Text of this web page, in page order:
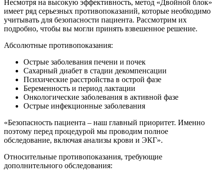
Несмотря на высокую эффективность, метод «Двойной блок»
имеет ряд серьезных противопоказаний, которые необходимо
учитывать для безопасности пациента. Рассмотрим их
подробно, чтобы вы могли принять взвешенное решение.
Абсолютные противопоказания:
Острые заболевания печени и почек
Сахарный диабет в стадии декомпенсации
Психические расстройства в острой фазе
Беременность и период лактации
Онкологические заболевания в активной фазе
Острые инфекционные заболевания
«Безопасность пациента – наш главный приоритет. Именно
поэтому перед процедурой мы проводим полное
обследование, включая анализы крови и ЭКГ».
Относительные противопоказания, требующие
дополнительного обследования: